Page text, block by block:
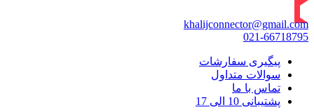
khalijconnector@gmail.com
021-66718795
پیگیری سفارشات
سوالات متداول
تماس با ما
پشتیبانی 10 الی 17